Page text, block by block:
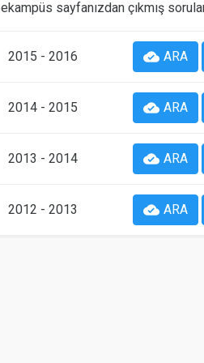
ekampüs sayfanızdan çıkmış
2015 - 2016 cloud_done ARA
2014 - 2015 cloud_done ARA
2013 - 2014 cloud_done ARA
2012 - 2013 cloud_done ARA